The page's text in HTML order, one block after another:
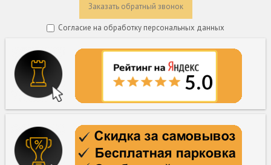
Заказать обратный звонок
Согласие на обработку персональных данных